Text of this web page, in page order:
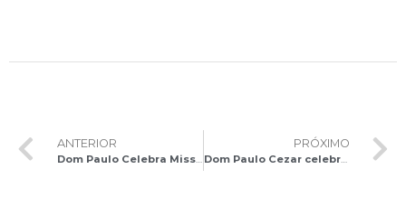
ANTERIOR
Dom Paulo Celebra Missa de Abertura da 45ª Assembleia Geral da CRB em Brasília
PRÓXIMO
Dom Paulo Cezar celebra Missa de abertura da Novena em honra a Santa Teresinha